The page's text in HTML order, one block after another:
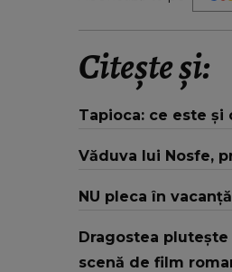
Citește și:
Tapioca: ce este
Văduva lui Nosfe,
NU pleca în
Dragostea
scenă de film